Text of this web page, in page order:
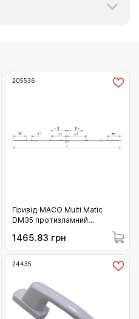
205536
Привід МАСО Multi Matic
DM35 протизламний
варіаційний і мікроліфтом з 3
i.S. цапфою 1751-2250
(205536)
1465.83 грн
24435